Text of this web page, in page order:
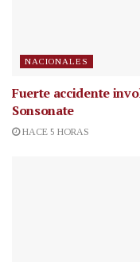
NACIONALES
Fuerte accidente
Sonsonate
HACE 5 HORAS